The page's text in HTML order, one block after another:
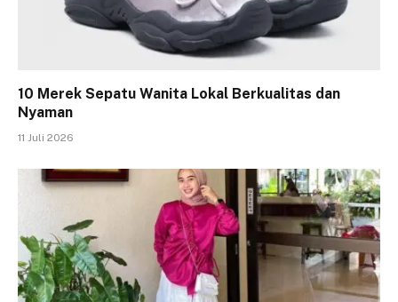
10 Merek Sepatu Wanita Lokal Berkualitas dan
Nyaman
11 Juli 2026